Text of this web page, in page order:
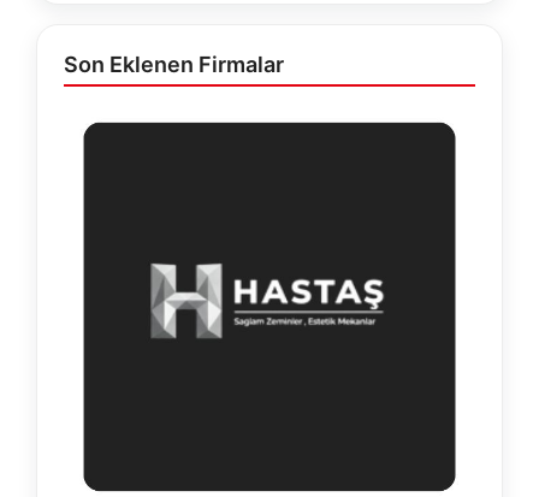
Son Eklenen Firmalar